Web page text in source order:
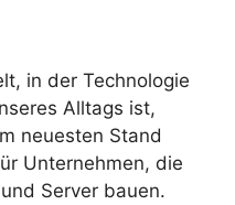
in der Technologie
Alltags ist,
neuesten Stand
Unternehmen, die
Server bauen.